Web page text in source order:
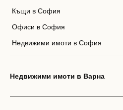
Забравена парола?
или
Къщи в София
Офиси в София
Недвижими имоти в София
Недвижими имоти в Варна